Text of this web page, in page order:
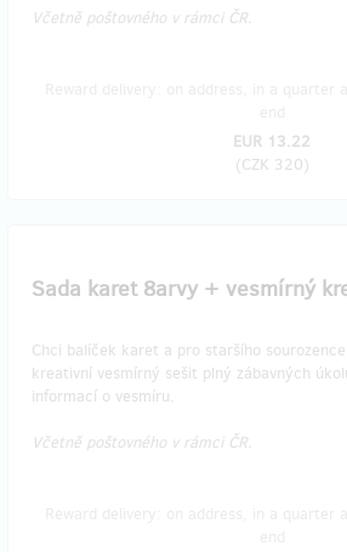
Včetně poštovného v rámci ČR.
EUR 13.22
(CZK 320)
​Sada karet 8arvy + vesmírný
Chci balíček karet a pro staršího
kreativní vesmírný sešit plný zábavných
informací o vesmíru.
Včetně poštovného v rámci ČR.